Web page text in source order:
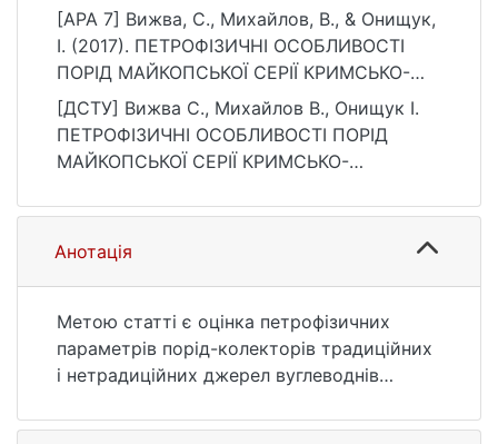
[APA 7] Вижва, С., Михайлов, В., & Онищук,
І. (2017). ПЕТРОФІЗИЧНІ ОСОБЛИВОСТІ
ПОРІД МАЙКОПСЬКОЇ СЕРІЇ КРИМСЬКО-
ЧОРНОМОРСЬКОГО РЕГІОНУ. Вісник
Київського національного університету
імені Тараса Шевченка. Геологія, 4(79), 12–
[ДСТУ] Вижва С., Михайлов В., Онищук І.
ПЕТРОФІЗИЧНІ ОСОБЛИВОСТІ ПОРІД
МАЙКОПСЬКОЇ СЕРІЇ КРИМСЬКО-
Київського національного університету
імені Тараса Шевченка. Геологія. 2017. Т. 4,
№ 79. С. 12—20. DOI: 10.17721/1728-
Анотація
Метою статті є оцінка петрофізичних
параметрів порід-колекторів традиційних
і нетрадиційних джерел вуглеводнів
Чорноморського регіону. Стаття